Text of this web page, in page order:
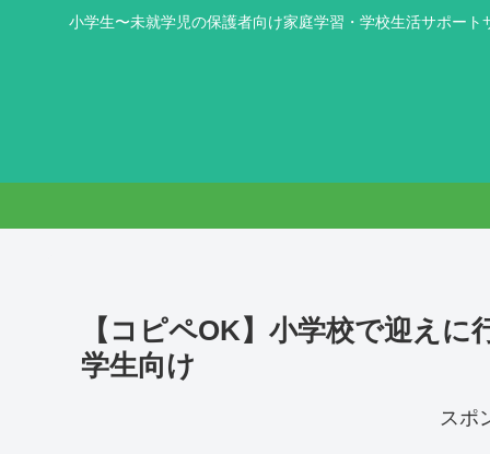
小学生〜未就学児の保護者向け家庭学習・学校生活サポー
【コピペOK】小学校で迎え
学生向け
スポ